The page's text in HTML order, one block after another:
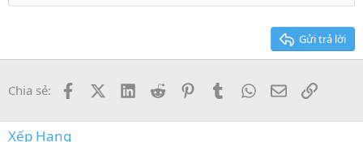
22
Times New Roman
Gửi trả lời
Chia sẻ: FacebookX (Twitter)
LinkedInReddit PinterestTumblrWhatsApp
EmailLink
Xếp Hạng